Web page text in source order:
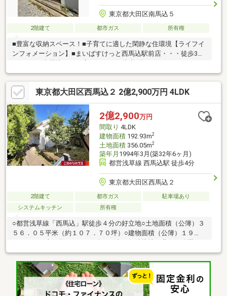
東京都大田区南馬込５
2階建て 都市ガス 所有権
■豊富な収納スペース！■子育てに適した閑静な住環境【ライフイ
ンフォメーション】■まいばすけっと西馬込駅前店・・・徒歩3分
西馬込駅前店・・徒歩3分■コンフォートマーケット西馬込店・徒
歩4分■区立梅田小学校・・・・・・・・・徒歩5分
東京都大田区西馬込２ 2億2,900万円 4LDK
2億2,900万円
間取り 4LDK
建物面積192.93m2
土地面積356.05m2
築年月 1994年3月(築32年6ヶ月)
都営浅草線 西馬込駅 徒歩4分
東京都大田区西馬込２
2階建て 都市ガス
駐車場あり
システムキッチン
所有権
○都営浅草線「西馬込」駅徒歩４分の好立地○土地面積（公簿）３
５６．０５平米（約１０７．７０坪）○建物面積（公簿）１９
り地盤面が高いため日照良好○玄関、ホール、廊下も広々と設計
されているゆとりのある４ＬＤＫ○玄関、ダイニングキッチンに
は吹き抜けを設けており１階部分に光を取り込みます○広々とし
た約２８帖のLDK○キッチンハウスのＵ型システムキッチン（大型
食器洗乾燥機）○ウォークインクローゼット、納戸、パントリー